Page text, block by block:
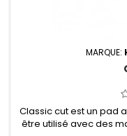
MARQUE:
Classic cut est un pad
être utilisé avec des